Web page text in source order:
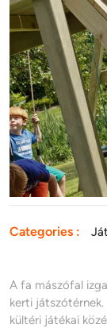
Categories :
A fa mászófal
kerti
kültéri játékai